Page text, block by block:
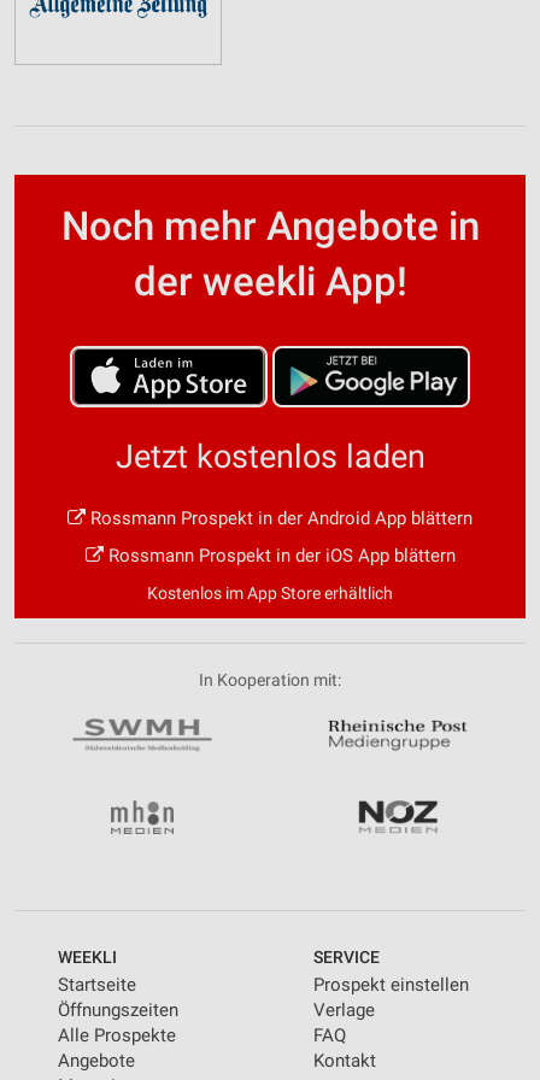
Noch mehr Angebote in
der weekli App!
Jetzt kostenlos laden
Rossmann Prospekt in der Android App blättern
Rossmann Prospekt in der iOS App blättern
Kostenlos im App Store erhältlich
In Kooperation mit:
WEEKLI
Startseite
Öffnungszeiten
Alle Prospekte
Angebote
SERVICE
Prospekt einstellen
Verlage
FAQ
Kontakt